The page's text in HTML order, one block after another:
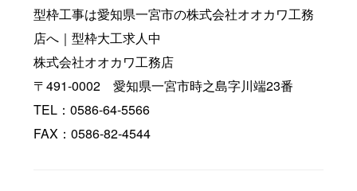
型枠工事は愛知県一宮市の株式会社オオカワ工務
店へ｜型枠大工求人中
株式会社オオカワ工務店
〒491-0002 愛知県一宮市時之島字川端23番
TEL：0586-64-5566
FAX：0586-82-4544